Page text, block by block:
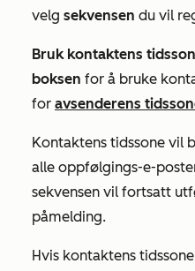
velg sekvensen du vil
Bruk kontaktens
boksen for å bruke
for avsenderens
Kontaktens tidssone vil
alle oppfølgings-e-
sekvensen vil fortsatt
påmelding.
Hvis kontaktens